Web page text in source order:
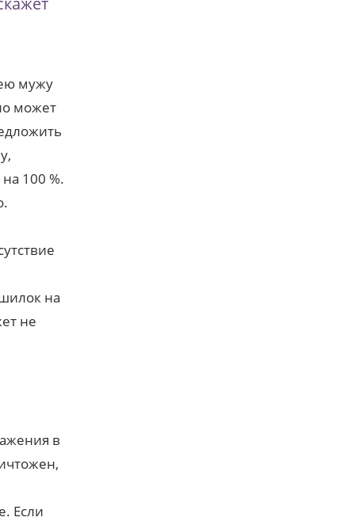
мужу
может
100 %.
на
не
в
Если